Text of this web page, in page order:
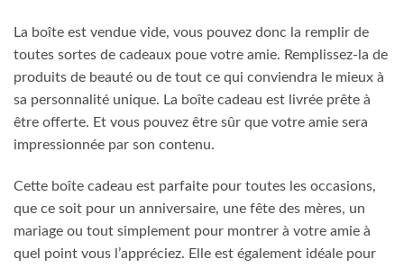
La boîte est vendue vide, vous pouvez donc la remplir de
toutes sortes de cadeaux poue votre amie. Remplissez-la de
produits de beauté ou de tout ce qui conviendra le mieux à
sa personnalité unique. La boîte cadeau est livrée prête à
être offerte. Et vous pouvez être sûr que votre amie sera
impressionnée par son contenu.
Cette boîte cadeau est parfaite pour toutes les occasions,
que ce soit pour un anniversaire, une fête des mères, un
mariage ou tout simplement pour montrer à votre amie à
quel point vous l’appréciez. Elle est également idéale pour